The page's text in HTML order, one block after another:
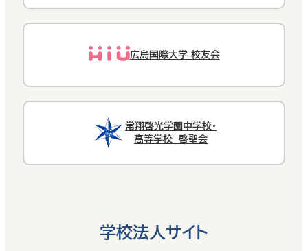
広島国際大学 校友会
常翔啓光学園中学校・
高等学校 啓聖会
学校法人サイト